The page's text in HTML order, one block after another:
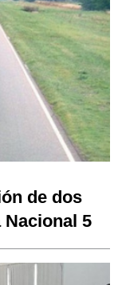
de dos
Nacional 5